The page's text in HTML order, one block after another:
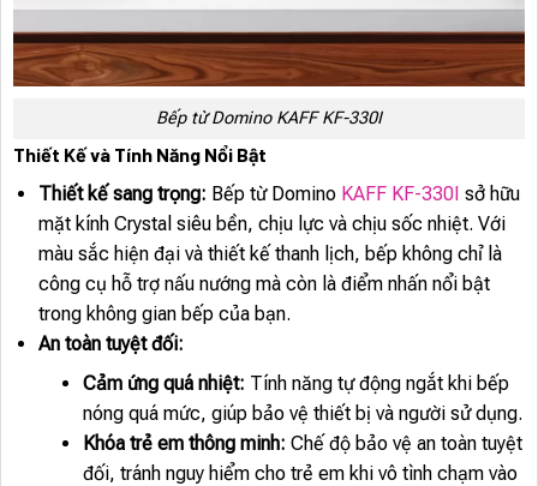
Bếp từ Domino KAFF KF-330I
Thiết Kế và Tính Năng Nổi Bật
Thiết kế sang trọng: Bếp từ Domino KAFF KF-330I sở hữu
mặt kính Crystal siêu bền, chịu lực và chịu sốc nhiệt. Với
màu sắc hiện đại và thiết kế thanh lịch, bếp không chỉ là
công cụ hỗ trợ nấu nướng mà còn là điểm nhấn nổi bật
trong không gian bếp của bạn.
An toàn tuyệt đối:
Cảm ứng quá nhiệt: Tính năng tự động ngắt khi bếp
nóng quá mức, giúp bảo vệ thiết bị và người sử dụng.
Khóa trẻ em thông minh: Chế độ bảo vệ an toàn tuyệt
đối, tránh nguy hiểm cho trẻ em khi vô tình chạm vào